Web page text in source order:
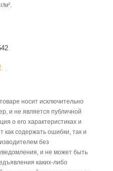
м².
носит исключительно
и не является публичной
о его характеристиках и
как содержать ошибки, так и
без
и не может быть
каких-либо